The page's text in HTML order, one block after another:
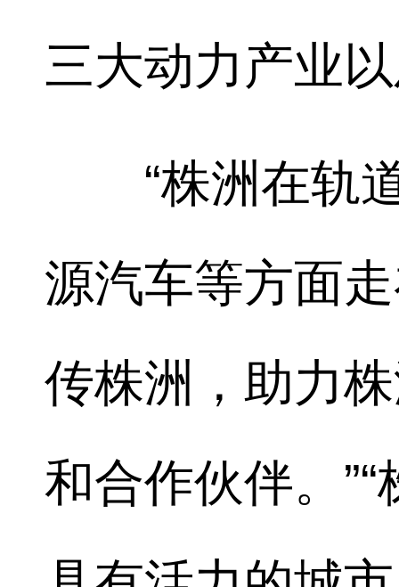
三大动力产业
“株洲在轨道
源汽车等方面
传株洲，助力
和合作伙伴。